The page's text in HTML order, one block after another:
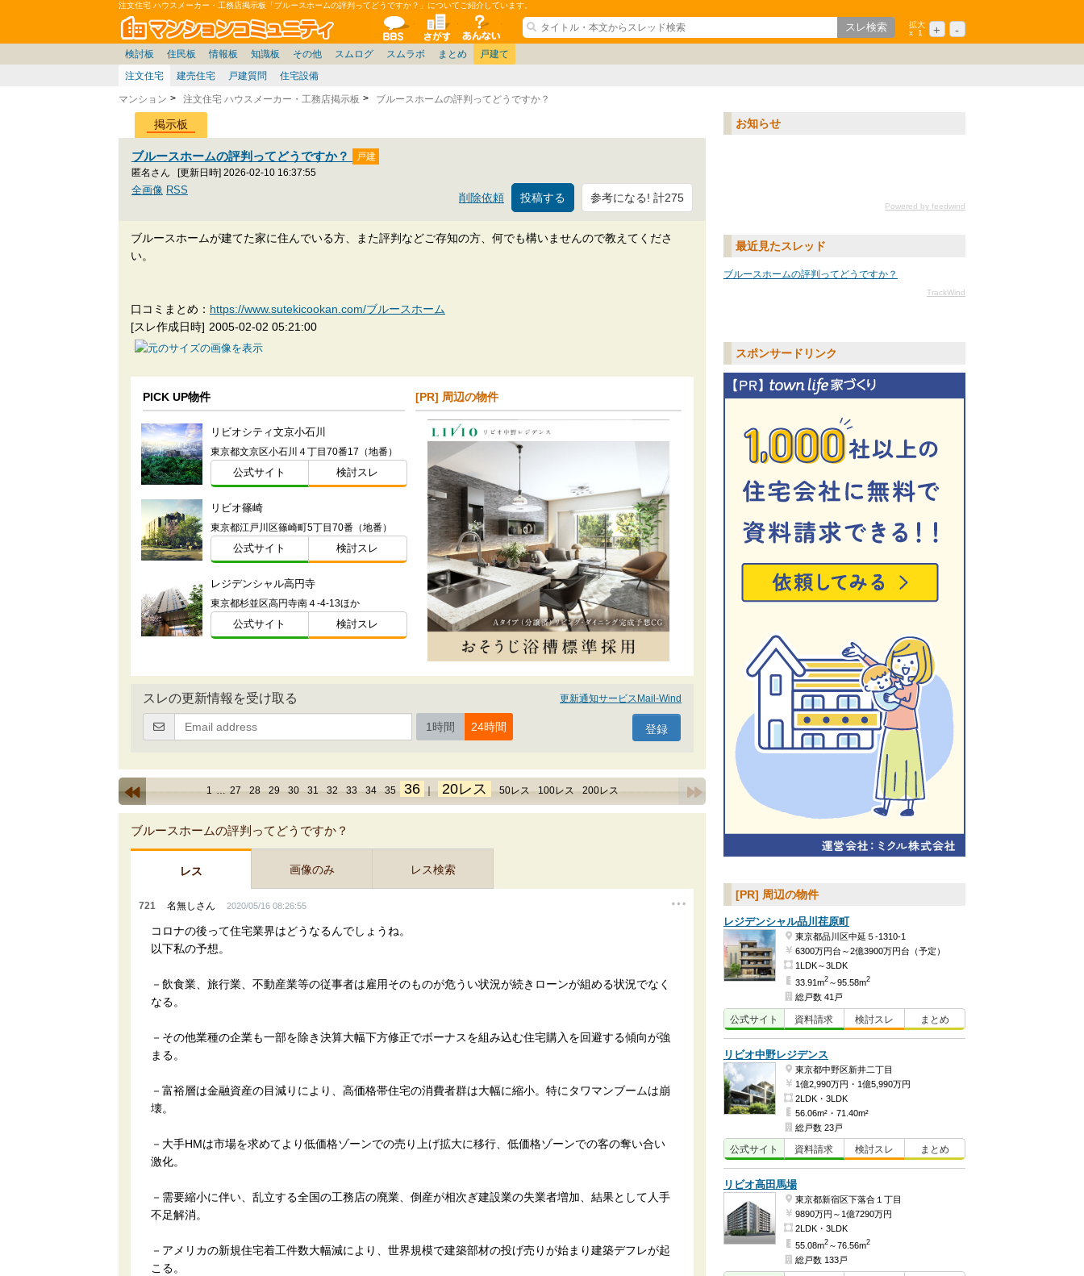
注文住宅 ハウスメーカー・工務店掲示板「ブルースホームの評判ってどうですか？」についてご紹介しています。
マンションコミュニティ
全掲示板 物件検索 サイトについて
拡大
x
1 + -
検討板
東京23区 東京市部 神奈川/横浜 千葉 埼玉 茨城 札幌 仙台/新潟/東北 名古屋/東海
住民板
東京 神奈川 埼玉/千葉/関東 札幌/東北/北陸/信越 名古屋/東海 大阪/兵庫/京都/関西
情報板
価格表 スムログ出張所 暮らしやすさ評価 見学記
知識板
住宅ローン デベ/ゼネコン マンション雑談 マンション質問 住宅質問 管理会社/組合
その他
雑談 賃貸 移住相談 リゾート 広告 バトル 家具 ニュース 個人取引 政治
スムログ
お便り返し 座談会/対談 ブロガーの本音 マンション管理 ノウハウ 東京都 神奈川県
スムラボ
関東 中部 近畿 北海道 東北 中国 九州 その他 まとめ
東京都 神奈川県 千葉県 埼玉県 愛知県 大阪府 兵庫県 福岡県
戸建て
注文住宅
建売住宅 戸建質問 住宅設備
マンション 注文住宅 ハウスメーカー・工務店掲示板 ブルースホームの評判ってどうですか？
掲示板
ブルースホームの評判ってどうですか？
匿名さん [更新日時] 2026-02-10 16:37:55
削除依頼 参考になる! 計275
全画像 RSS
ブルースホームが建てた家に住んでいる方、また評判などご存知の方、何でも構いませんので教えてくださ
い。
口コミまとめ： https://www.sutekicookan.com/ブルースホーム
[スレ作成日時] 2005-02-02 05:21:00
PICK UP物件
リビオシティ文京小石川
東京都文京区小石川４丁目70番17（地番）
公式サイト 検討スレ
リビオ篠崎
東京都江戸川区篠崎町5丁目70番（地番）
公式サイト 検討スレ
レジデンシャル高円寺
東京都杉並区高円寺南４-4-13ほか
公式サイト 検討スレ
[PR] 周辺の物件
スレの更新情報を受け取る 更新通知サービスMail-Wind
1時間 24時間
1 … 27 28 29 30 31 32 33 34 35 36 ｜ 20レス 50レス 100レス 200レス
ブルースホームの評判ってどうですか？
レス 画像のみ レス検索
721 名無しさん 2020/05/16 08:26:55
コロナの後って住宅業界はどうなるんでしょうね。
以下私の予想。
－飲食業、旅行業、不動産業等の従事者は雇用そのものが危うい状況が続きローンが組める状況でなく
なる。
－その他業種の企業も一部を除き決算大幅下方修正でボーナスを組み込む住宅購入を回避する傾向が強
まる。
－富裕層は金融資産の目減りにより、高価格帯住宅の消費者群は大幅に縮小。特にタワマンブームは崩
壊。
－大手HMは市場を求めてより低価格ゾーンでの売り上げ拡大に移行、低価格ゾーンでの客の奪い合い
激化。
－需要縮小に伴い、乱立する全国の工務店の廃業、倒産が相次ぎ建設業の失業者増加、結果として人手
不足解消。
－アメリカの新規住宅着工件数大幅減により、世界規模で建築部材の投げ売りが始まり建築デフレが起
こる。
お知らせ
Powered by feedwind
最近見たスレッド
ブルースホームの評判ってどうですか？
TrackWind
スポンサードリンク
[PR] 周辺の物件
レジデンシャル品川荏原町
東京都品川区中延５-1310-1
6300万円台～2億3900万円台（予定）
1LDK～3LDK
33.91m2 ～95.58m2
総戸数 41戸
公式サイト 資料請求 検討スレ まとめ
リビオ中野レジデンス
東京都中野区新井二丁目
1億2,990万円・1億5,990万円
2LDK・3LDK
56.06m²・71.40m²
総戸数 23戸
公式サイト 資料請求 検討スレ まとめ
リビオ高田馬場
東京都新宿区下落合１丁目
9890万円～1億7290万円
2LDK・3LDK
55.08m2 ～76.56m2
総戸数 133戸